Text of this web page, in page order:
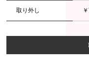
取り外し